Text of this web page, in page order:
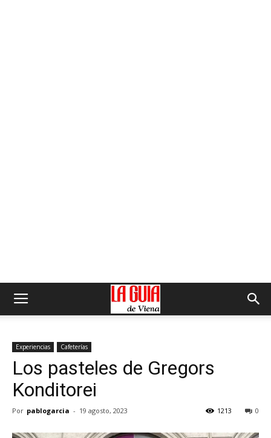
Experiencias Cafeterías
Los pasteles de Gregors
Konditorei
Por pablogarcia - 19 agosto, 2023 0
1213